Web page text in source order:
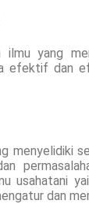
yang
efektif dan
menyelidiki
usahatani
dan